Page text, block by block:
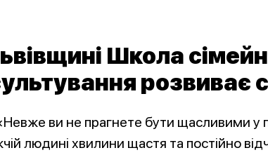
Школа
розвиває
ви не прагнете бути щасливими у
людині хвилини щастя та постійно